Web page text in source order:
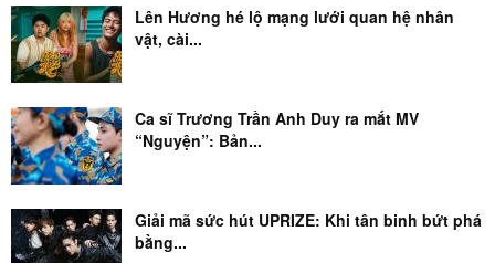
Lên Hương hé lộ mạng lưới quan hệ nhân
vật, cài...
Ca sĩ Trương Trần Anh Duy ra mắt MV
“Nguyện”: Bản...
Giải mã sức hút UPRIZE: Khi tân binh bứt phá
bằng...